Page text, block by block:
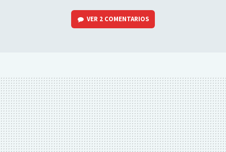
VER 2 COMENTARIOS